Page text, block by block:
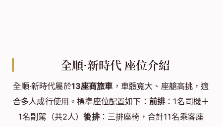
全順·新時代 座位介紹
全順·新時代屬於13座商旅車 ，車體寬大、座艙高挑，適
合多人成行使用。標準座位配置如下： 前排：1名司機＋
1名副駕（共2人）後排：三排座椅，合計11名乘客座